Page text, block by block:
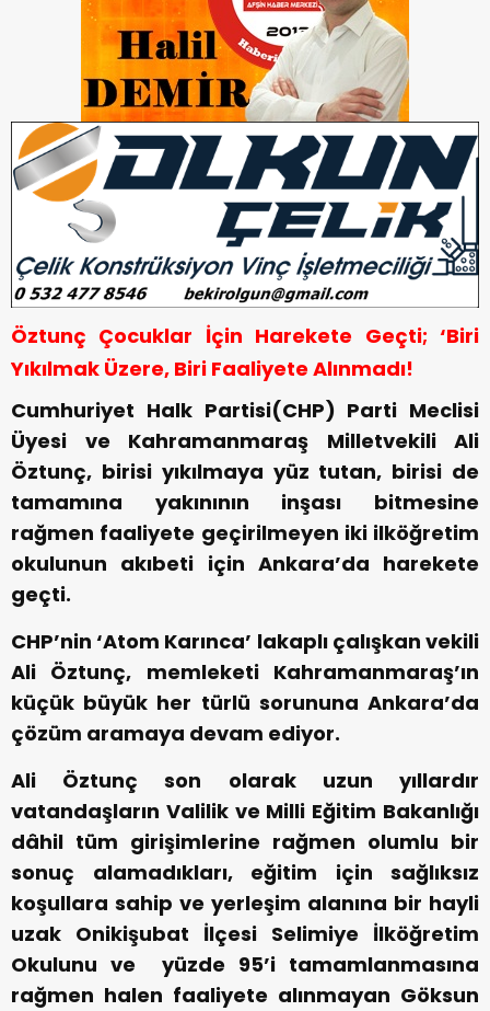
Öztunç Çocuklar İçin Harekete Geçti; ‘Biri
Yıkılmak Üzere, Biri Faaliyete Alınmadı!
Cumhuriyet Halk Partisi(CHP) Parti Meclisi
Üyesi ve Kahramanmaraş Milletvekili Ali
Öztunç, birisi yıkılmaya yüz tutan, birisi de
tamamına yakınının inşası bitmesine
rağmen faaliyete geçirilmeyen iki ilköğretim
okulunun akıbeti için Ankara’da harekete
geçti.
CHP’nin ‘Atom Karınca’ lakaplı çalışkan vekili
Ali Öztunç, memleketi Kahramanmaraş’ın
küçük büyük her türlü sorununa Ankara’da
çözüm aramaya devam ediyor.
Ali Öztunç son olarak uzun yıllardır
vatandaşların Valilik ve Milli Eğitim Bakanlığı
dâhil tüm girişimlerine rağmen olumlu bir
sonuç alamadıkları, eğitim için sağlıksız
koşullara sahip ve yerleşim alanına bir hayli
uzak Onikişubat İlçesi Selimiye İlköğretim
Okulunu ve yüzde 95’i tamamlanmasına
rağmen halen faaliyete alınmayan Göksun